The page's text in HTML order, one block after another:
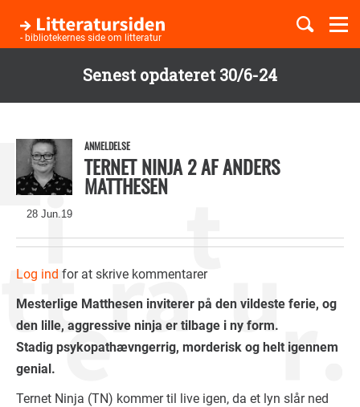
Senest opdateret 30/6-24
hovedindhold
- bibliotekernes side om litteratur
Børnebøger
28 Jun.19
ANMELDELSE
TERNET NINJA 2 AF ANDERS
MATTHESEN
Log ind for at skrive kommentarer
Mesterlige Matthesen inviterer på den vildeste ferie, og
den lille, aggressive ninja er tilbage i ny form.
Stadig psykopathævngerrig, morderisk og helt igennem
genial.
Ternet Ninja (TN) kommer til live igen, da et lyn slår ned